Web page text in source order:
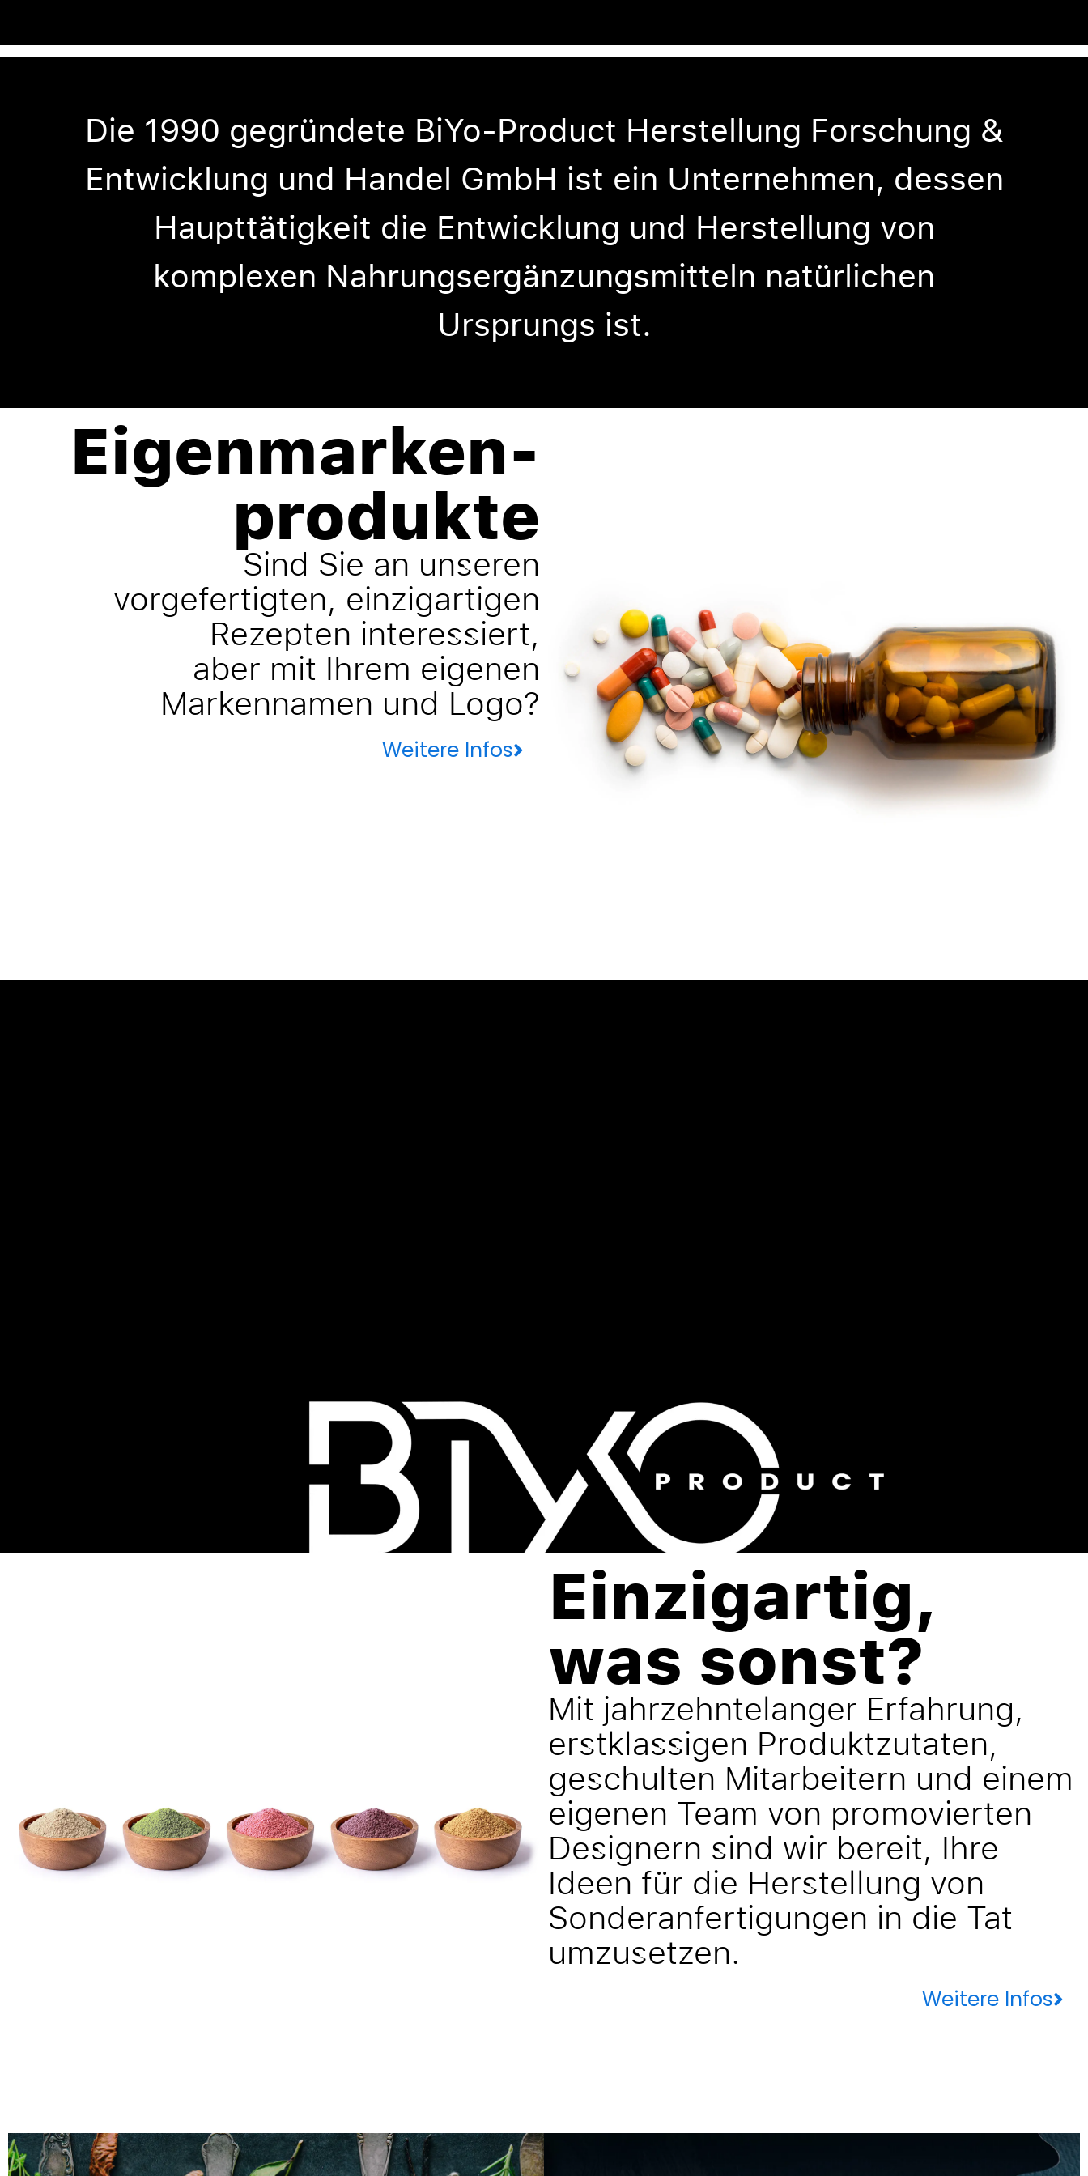
Die 1990 gegründete BiYo-Product Herstellung Forschung &
Entwicklung und Handel GmbH ist ein Unternehmen, dessen
Haupttätigkeit die Entwicklung und Herstellung von
komplexen Nahrungsergänzungsmitteln natürlichen
Ursprungs ist.
Eigenmarken-
produkte
Sind Sie an unseren
vorgefertigten, einzigartigen
Rezepten interessiert,
aber mit Ihrem eigenen
Markennamen und Logo?
Weitere Infos
Einzigartig,
was sonst?
Mit jahrzehntelanger Erfahrung,
erstklassigen Produktzutaten,
geschulten Mitarbeitern und einem
eigenen Team von promovierten
Designern sind wir bereit, Ihre
Ideen für die Herstellung von
Sonderanfertigungen in die Tat
umzusetzen.
Weitere Infos